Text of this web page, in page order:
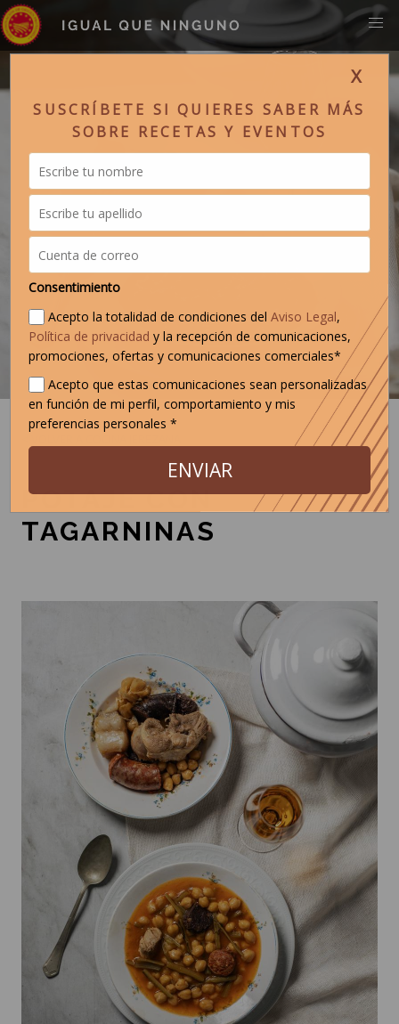
POTAJE CON
TAGARNINAS
X
SUSCRÍBETE SI QUIERES SABER MÁS
SOBRE RECETAS Y EVENTOS
Consentimiento
Acepto la totalidad de condiciones delAviso Legal,
Política de privacidad y la recepción de comunicaciones,
promociones, ofertas y comunicaciones comerciales*
Acepto que estas comunicaciones sean personalizadas
en función de mi perfil, comportamiento y mis
preferencias personales *
ENVIAR